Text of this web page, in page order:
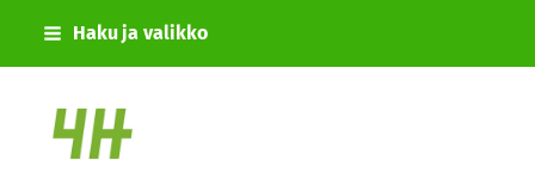
Siirry
Haku ja valikko
Urjalan 4H-yhdistys